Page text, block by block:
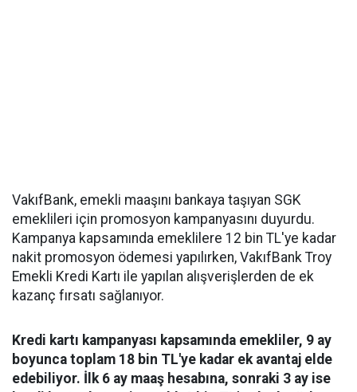
VakıfBank, emekli maaşını bankaya taşıyan SGK
emeklileri için promosyon kampanyasını duyurdu.
Kampanya kapsamında emeklilere 12 bin TL'ye kadar
nakit promosyon ödemesi yapılırken, VakıfBank Troy
Emekli Kredi Kartı ile yapılan alışverişlerden de ek
kazanç fırsatı sağlanıyor.
Kredi kartı kampanyası kapsamında emekliler, 9 ay
boyunca toplam 18 bin TL'ye kadar ek avantaj elde
edebiliyor. İlk 6 ay maaş hesabına, sonraki 3 ay ise